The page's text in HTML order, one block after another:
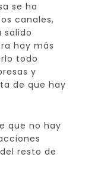
se ha
canales,
salido
hay más
todo
y
de que hay
que no hay
resto de